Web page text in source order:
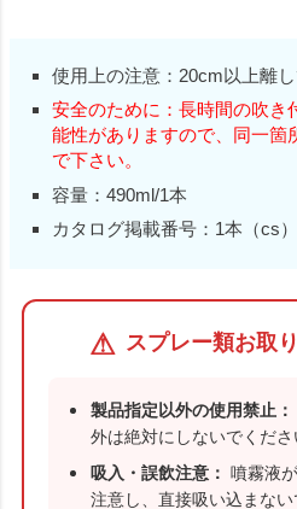
使用上の注意：20cm以上離し
安全のために：長時間の吹き
能性がありますので、同一箇
で下さい。
容量：490ml/1本
カタログ掲載番号：1本（cs
⚠ スプレー類お取
製品指定以外の使用禁止：
外は絶対にしないでくださ
吸入・誤飲注意： 噴霧液
注意し、直接吸い込まない